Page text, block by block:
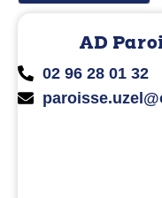
AD
02 96 28 01 32